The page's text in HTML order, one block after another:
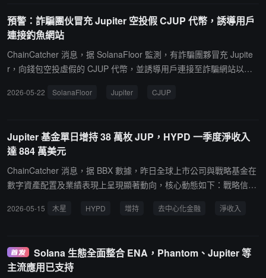
強調，其將繼續與 Polymarket 保持密切合作並支持其市場，Foreca
st 只是為用戶提供額外的市場流動性類型。此外，Forecast 中每個
市場都將擁有自己的原生代幣，以提升合作夥伴集成便利性，並增強
Solana 生態可組合性。Jupiter 表示，Forecast 將首先從 15 分鐘加
預警：詐騙團伙冒充 Jupiter 空投假 CJUP 代幣，誘導用戶
連接釣魚網站
ChainCatcher 消息，据 SolanaFloor 監測，有詐騙團夥冒充 Jupite
r，向錢包空投虛假的 CJUP 代幣，並誘導用戶連接至詐騙網站以竊
2026-05-22 SolanaFloor Jupiter CJUP
Jupiter 基金單日增持 38 萬枚 JUP，HYPD 一季度淨收入
達 884 萬美元
ChainCatcher 消息，据 BBX 數據，昨日全球上市公司與戰略基金在
數字資產配置及業績表現上呈現顯著動向，核心動態如下：戰略信託
428 枚 JUP（價值約 8.5 萬美元）。截至目前，該信託 5 月已累計購
Q: $HYPD) 披露 2026 年第一季度財報，實現創紀錄的 884 萬美元
淨收入。得益於其獨特的"三重收益"HYPE 部署方案，公司該季度產
2026-05-15 木星 HYPD 增持 去中心化金融 淨收入
Solana 生態全面整合 ENA，Phantom、Jupiter 等
主流應用已支持